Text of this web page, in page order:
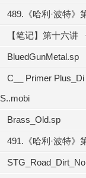
489.《哈利·波特》
【笔记】第十六讲
BluedGunMetal.sp
C__ Primer
S..mobi
Brass_Old.sp
491.《哈利·波特》